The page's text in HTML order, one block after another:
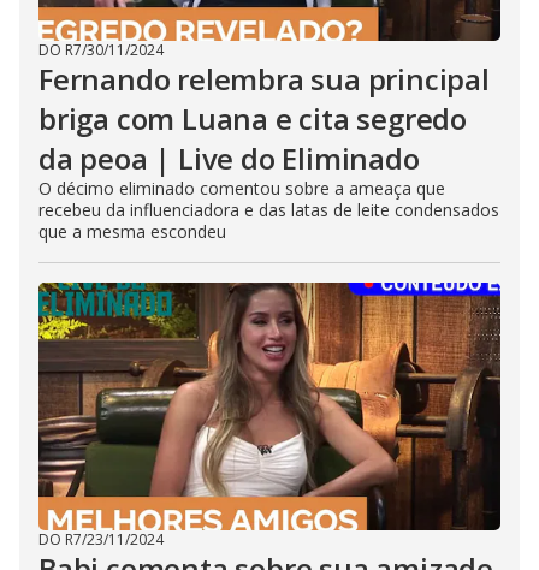
DO R7/30/11/2024
Fernando relembra sua principal
briga com Luana e cita segredo
da peoa | Live do Eliminado
O décimo eliminado comentou sobre a ameaça que
recebeu da influenciadora e das latas de leite condensados
que a mesma escondeu
DO R7/23/11/2024